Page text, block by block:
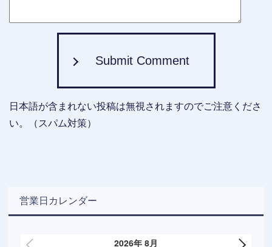
Submit Comment
日本語が含まれない投稿は無視されますのでご注意くださ
い。（スパム対策）
営業日カレンダー
2026年 8月